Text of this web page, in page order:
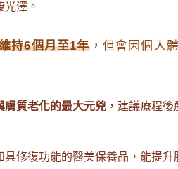
光澤。
持6個月至1年，但會因個人
膚質老化的最大元兇 ，建議療程
具修復功能的醫美保養品，能提升